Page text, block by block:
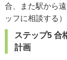
合、また駅から
ッフに相談する
ステップ5 合
計画